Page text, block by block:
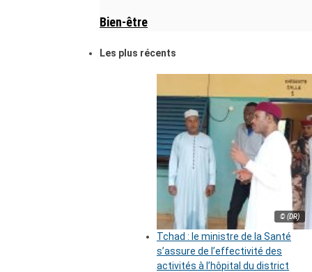
Bien-être
Les plus récents
© (DR)
Tchad : le ministre de la Santé
s’assure de l’effectivité des
activités à l’hôpital du district